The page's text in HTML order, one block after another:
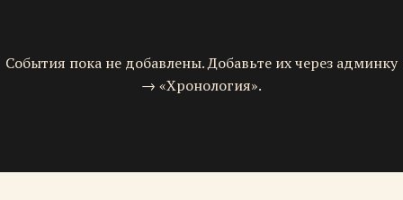
События пока не добавлены. Добавьте их через админку
→ «Хронология».